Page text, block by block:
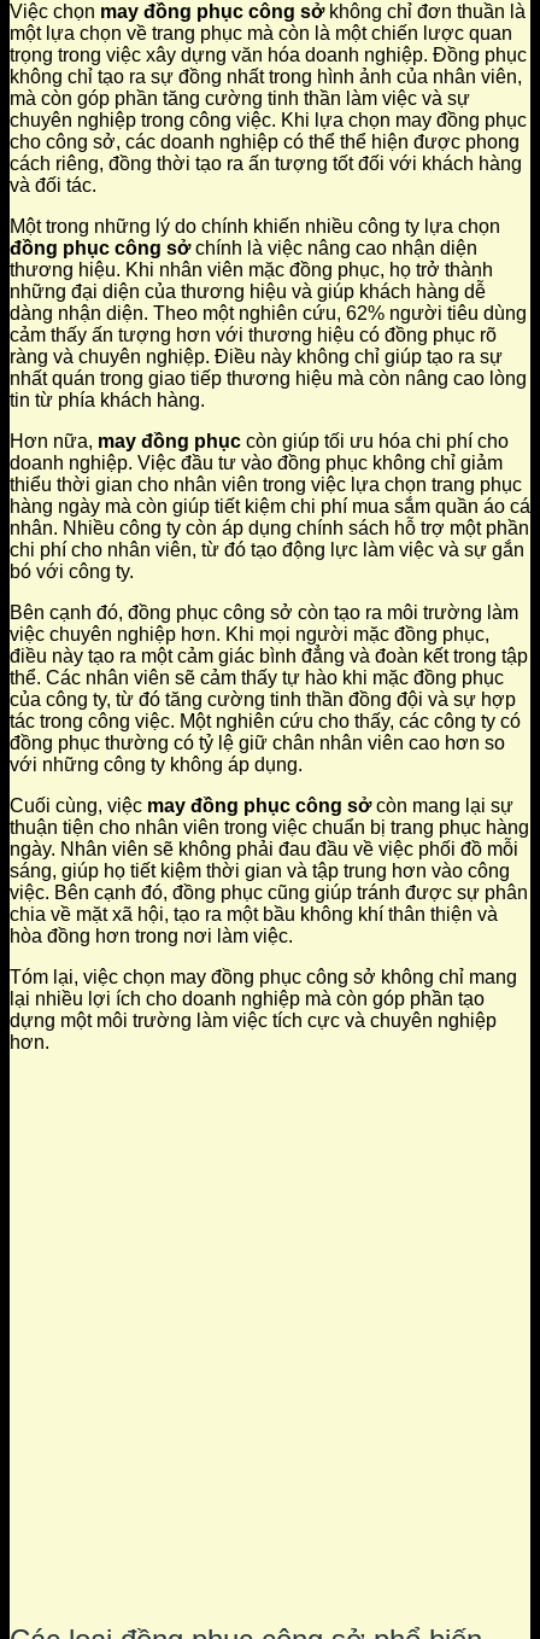
Việc chọn may đồng phục công sởkhông chỉ đơn thuần là
một lựa chọn về trang phục mà còn là một chiến lược quan
trọng trong việc xây dựng văn hóa doanh nghiệp. Đồng phục
không chỉ tạo ra sự đồng nhất trong hình ảnh của nhân viên,
mà còn góp phần tăng cường tinh thần làm việc và sự
chuyên nghiệp trong công việc. Khi lựa chọn may đồng phục
cho công sở, các doanh nghiệp có thể thể hiện được phong
cách riêng, đồng thời tạo ra ấn tượng tốt đối với khách hàng
và đối tác.
Một trong những lý do chính khiến nhiều công ty lựa chọn
đồng phục công sởchính là việc nâng cao nhận diện
thương hiệu. Khi nhân viên mặc đồng phục, họ trở thành
những đại diện của thương hiệu và giúp khách hàng dễ
dàng nhận diện. Theo một nghiên cứu, 62% người tiêu dùng
cảm thấy ấn tượng hơn với thương hiệu có đồng phục rõ
ràng và chuyên nghiệp. Điều này không chỉ giúp tạo ra sự
nhất quán trong giao tiếp thương hiệu mà còn nâng cao lòng
tin từ phía khách hàng.
Hơn nữa, may đồng phục còn giúp tối ưu hóa chi phí cho
doanh nghiệp. Việc đầu tư vào đồng phục không chỉ giảm
thiểu thời gian cho nhân viên trong việc lựa chọn trang phục
hàng ngày mà còn giúp tiết kiệm chi phí mua sắm quần áo cá
nhân. Nhiều công ty còn áp dụng chính sách hỗ trợ một phần
chi phí cho nhân viên, từ đó tạo động lực làm việc và sự gắn
bó với công ty.
Bên cạnh đó, đồng phục công sở còn tạo ra môi trường làm
việc chuyên nghiệp hơn. Khi mọi người mặc đồng phục,
điều này tạo ra một cảm giác bình đẳng và đoàn kết trong tập
thể. Các nhân viên sẽ cảm thấy tự hào khi mặc đồng phục
của công ty, từ đó tăng cường tinh thần đồng đội và sự hợp
tác trong công việc. Một nghiên cứu cho thấy, các công ty có
đồng phục thường có tỷ lệ giữ chân nhân viên cao hơn so
với những công ty không áp dụng.
Cuối cùng, việc may đồng phục công sởcòn mang lại sự
thuận tiện cho nhân viên trong việc chuẩn bị trang phục hàng
ngày. Nhân viên sẽ không phải đau đầu về việc phối đồ mỗi
sáng, giúp họ tiết kiệm thời gian và tập trung hơn vào công
việc. Bên cạnh đó, đồng phục cũng giúp tránh được sự phân
chia về mặt xã hội, tạo ra một bầu không khí thân thiện và
hòa đồng hơn trong nơi làm việc.
Tóm lại, việc chọn may đồng phục công sở không chỉ mang
lại nhiều lợi ích cho doanh nghiệp mà còn góp phần tạo
dựng một môi trường làm việc tích cực và chuyên nghiệp
hơn.